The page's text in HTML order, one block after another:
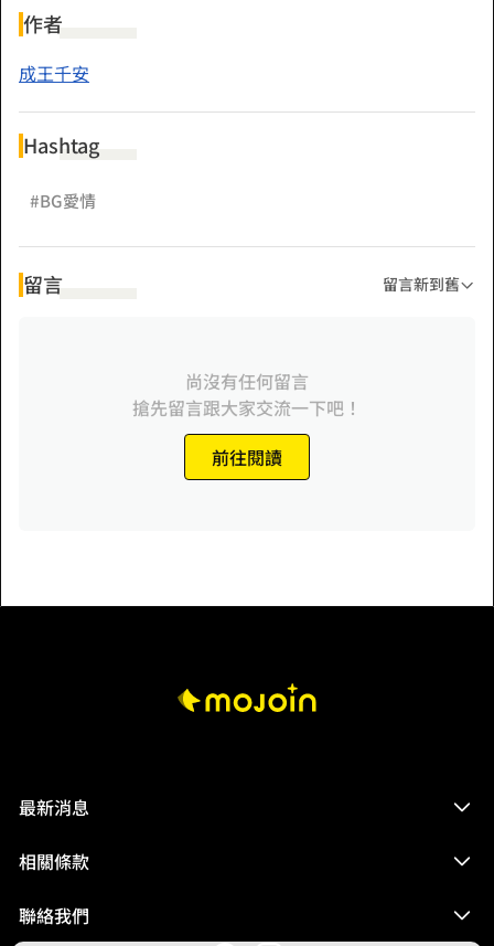
以江山為聘，納你為妃。」
「公主公主，丞相大人獻上絕世珍寶，要娶你為妻。」
作者
成王千安
Hashtag
#BG愛情
留言 留言新到舊
尚沒有任何留言
搶先留言跟大家交流一下吧！
前往閱讀
最新消息
相關條款
聯絡我們